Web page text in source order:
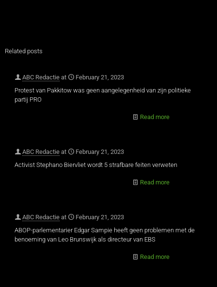
Related posts
ABC Redactie at
February 21, 2023
Protest van Pakkitow was geen aangelegenheid van zijn politieke
partij PRO
Read more
ABC Redactie at
February 21, 2023
Activist Stephano Biervliet wordt 5 strafbare feiten verweten
Read more
ABC Redactie at
February 21, 2023
ABOP-parlementarier Edgar Sampie heeft geen problemen met de
benoeming van Leo Brunswijk als directeur van EBS
Read more